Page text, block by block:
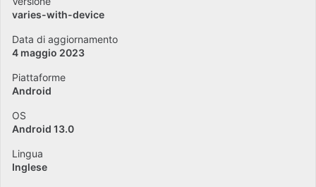
varies-with-device
Data di aggiornamento
4 maggio 2023
Piattaforme
Android
OS
Android 13.0
Lingua
Inglese